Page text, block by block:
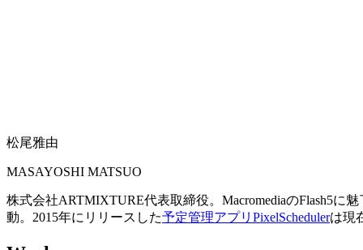
松尾雅由
MASAYOSHI MATSUO
株式会社ARTMIXTURE代表取締役。MacromediaのFlash5に
動。2015年にリリースした予定管理アプリPixelSchedulerは現